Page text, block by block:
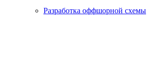
Разработка оффшорной схемы